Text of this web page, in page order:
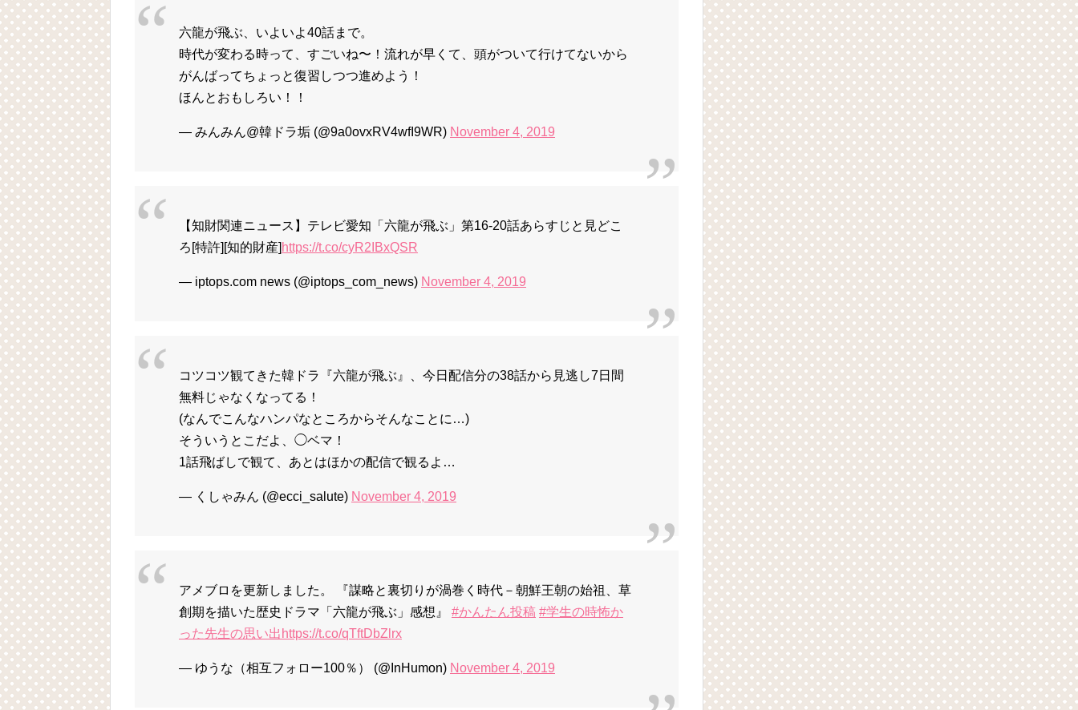
六龍が飛ぶ、いよいよ40話まで。
時代が変わる時って、すごいね〜！流れが早くて、頭がついて行けてないから
がんばってちょっと復習しつつ進めよう！
ほんとおもしろい！！
— みんみん@韓ドラ垢 (@9a0ovxRV4wfI9WR) November 4, 2019
【知財関連ニュース】テレビ愛知「六龍が飛ぶ」第16-20話あらすじと見どこ
ろ[特許][知的財産] https://t.co/cyR2IBxQSR
— iptops.com news (@iptops_com_news) November 4, 2019
コツコツ観てきた韓ドラ『六龍が飛ぶ』、今日配信分の38話から見逃し7日間
無料じゃなくなってる！
(なんでこんなハンパなところからそんなことに…)
そういうとこだよ、◯ベマ！
1話飛ばしで観て、あとはほかの配信で観るよ…
— くしゃみん (@ecci_salute) November 4, 2019
アメブロを更新しました。 『謀略と裏切りが渦巻く時代－朝鮮王朝の始祖、草
創期を描いた歴史ドラマ「六龍が飛ぶ」感想』 #かんたん投稿 #学生の時怖か
った先生の思い出 https://t.co/qTftDbZlrx
— ゆうな（相互フォロー100％） (@InHumon) November 4, 2019